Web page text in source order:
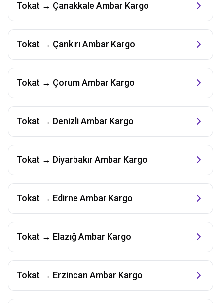
Tokat → Çanakkale Ambar Kargo
Tokat → ÇankırıAmbar Kargo
Tokat → ÇorumAmbar Kargo
Tokat → DenizliAmbar Kargo
Tokat → Diyarbakır Ambar Kargo
Tokat → Edirne Ambar Kargo
Tokat → ElazığAmbar Kargo
Tokat → Erzincan Ambar Kargo